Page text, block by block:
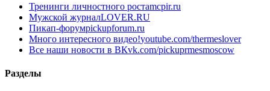
Тренинги личностного ростаmcpir.ru
Мужской журналLOVER.RU
Пикап-форумpickupforum.ru
Много интересного видео!youtube.com/thermeslover
Все наши новости в ВКvk.com/pickuprmesmoscow
Разделы